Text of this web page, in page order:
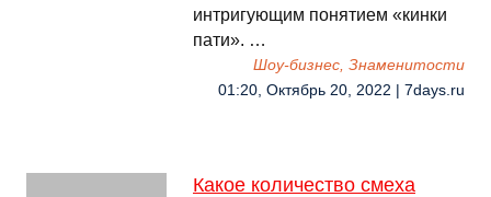
интригующим понятием «кинки
пати». …
Шоу-бизнес, Знаменитости
01:20, Октябрь 20, 2022 | 7days.ru
Какое количество смеха